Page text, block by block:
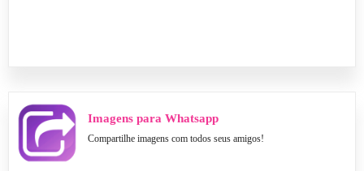
Imagens para Whatsapp
Compartilhe imagens com todos seus amigos!